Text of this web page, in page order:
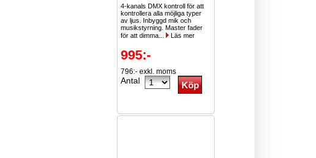
4-kanals DMX kontroll för att
kontrollera alla möjliga typer
av ljus. Inbyggd mik och
musikstyrning. Master fader
för att dimma...
Läs mer
995:-
796:- exkl. moms
Antal